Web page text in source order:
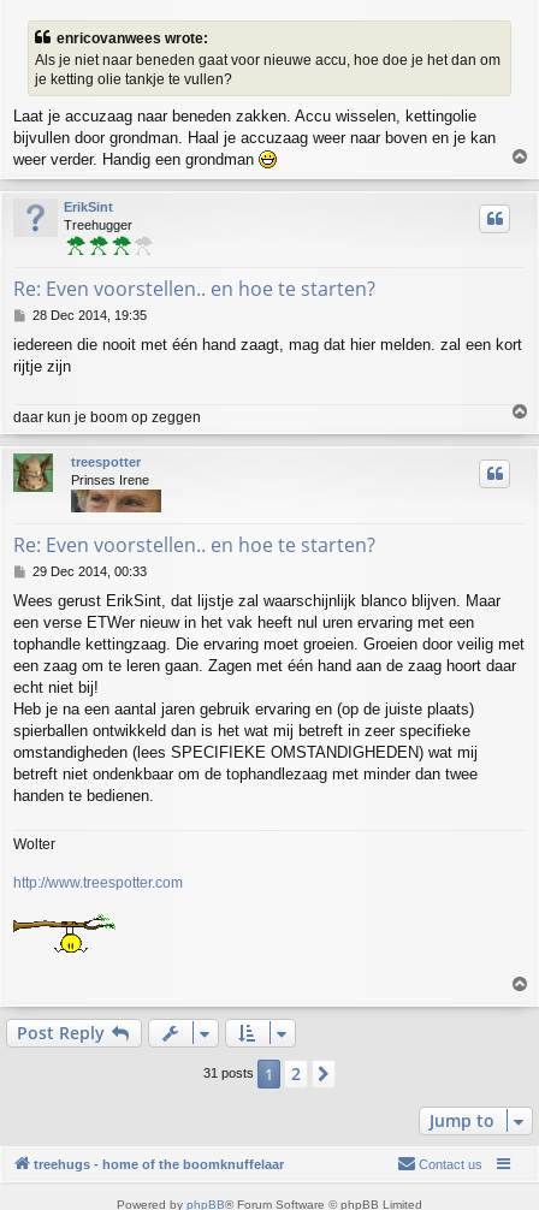
s
enricovanwees wrote:
Als je niet naar beneden gaat voor nieuwe accu, hoe doe je het dan om
je ketting olie tankje te vullen?
Laat je accuzaag naar beneden zakken. Accu wisselen, kettingolie
bijvullen door grondman. Haal je accuzaag weer naar boven en je kan
weer verder. Handig een grondman
p
ErikSint
Treehugger
Re: Even voorstellen.. en hoe te starten?
P
s
t
28 Dec 2014, 19:35
iedereen die nooit met één hand zaagt, mag dat hier melden. zal een kort
rijtje zijn
daar kun je boom op zeggen
o
p
treespotter
Prinses Irene
Re: Even voorstellen.. en hoe te starten?
P
s
t
29 Dec 2014, 00:33
Wees gerust ErikSint, dat lijstje zal waarschijnlijk blanco blijven. Maar
een verse ETWer nieuw in het vak heeft nul uren ervaring met een
tophandle kettingzaag. Die ervaring moet groeien. Groeien door veilig met
een zaag om te leren gaan. Zagen met één hand aan de zaag hoort daar
echt niet bij!
Heb je na een aantal jaren gebruik ervaring en (op de juiste plaats)
spierballen ontwikkeld dan is het wat mij betreft in zeer specifieke
omstandigheden (lees SPECIFIEKE OMSTANDIGHEDEN) wat mij
betreft niet ondenkbaar om de tophandlezaag met minder dan twee
handen te bedienen.
Wolter
http://www.treespotter.com
Post Reply
31 posts 1 2
Jump to
treehugs - home of the boomknuffelaar Contact us
Powered by phpBB® Forum Software © phpBB Limited